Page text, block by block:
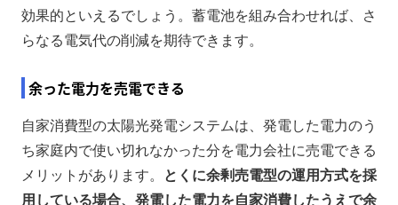
効果的といえるでしょう。蓄電池を組み合わせれば、さ
らなる電気代の削減を期待できます。
余った電力を売電できる
自家消費型の太陽光発電システムは、発電した電力のう
ち家庭内で使い切れなかった分を電力会社に売電できる
メリットがあります。
とくに余剰売電型の運用方式を採
用している場合、発電した電力を自家消費したうえで余